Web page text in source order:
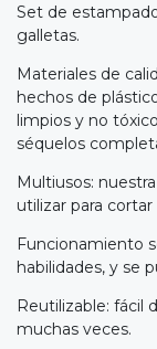
Set de
galletas.
Materiales de
hechos de
limpios y no
séquelos
Multiusos:
utilizar para
Funcionamiento
habilidades, y se
Reutilizable: fácil
muchas veces.